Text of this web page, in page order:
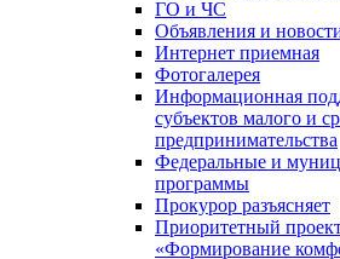
ГО и ЧС
Объявления и
Интернет приемная
Фотогалерея
Информационная
субъектов малого и
предпринимательства
Федеральные и
программы
Прокурор разъясняет
Приоритетный
«Формирование